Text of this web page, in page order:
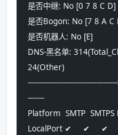
是否中继: No [0 7 8 C D]
是否Bogon: No [7 8 A C
是否机器人: No [E]
DNS-黑名单:
24(Other)
-------
Platform  SMTP
LocalPort ✔     ✔     ✔